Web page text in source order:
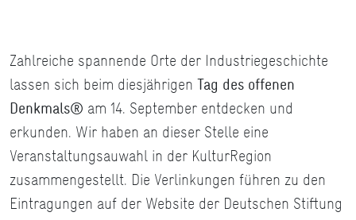
Zahlreiche spannende Orte der Industriegeschichte
lassen sich beim diesjährigen Tag des offenen
Denkmals® am 14. September entdecken und
erkunden. Wir haben an dieser Stelle eine
Veranstaltungsauwahl in der KulturRegion
zusammengestellt. Die Verlinkungen führen zu den
Eintragungen auf der Website der Deutschen Stiftung